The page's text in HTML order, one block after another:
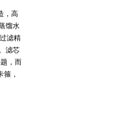
，高
馏水
滤精
滤芯
，而
，